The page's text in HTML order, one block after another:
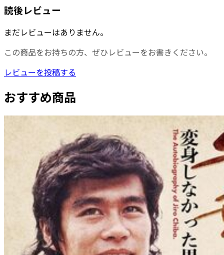
読後レビュー
まだレビューはありません。
この商品をお持ちの方、ぜひレビューをお書きください。
レビューを投稿する
おすすめ商品